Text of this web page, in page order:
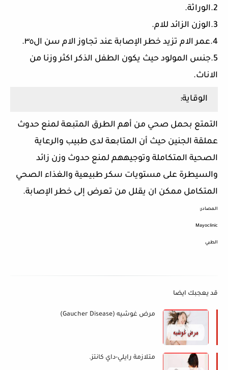
2.الوراثة.
3.الوزن الزائد للام.
4.عمر الام تزيد خطر الإصابة عند تجاوز الام سن ال٣٥.
5.جنس المولود حيث يكون الطفل الذكر اكثر وزنا من
الاناث.
الوقاية:
التمتع بحمل صحي من أهم الطرق المتبعة لمنع حدوث
عملقة الجنين حيث أن المتابعة لدى طبيب والرعاية
الصحية المتكاملة وتوجيههم لمنع حدوث وزن زائد
والسيطرة على مستويات سكر طبيعية والغذاء الصحي
المتكامل ممكن ان يقلل من تعرض إلى خطر الإصابة.
المصادر:
Mayoclinic
الطبي
قد يعجبك ايضا
مرض غوشيه (Gaucher Disease)
متلازمة رايلي-داي كانتز.